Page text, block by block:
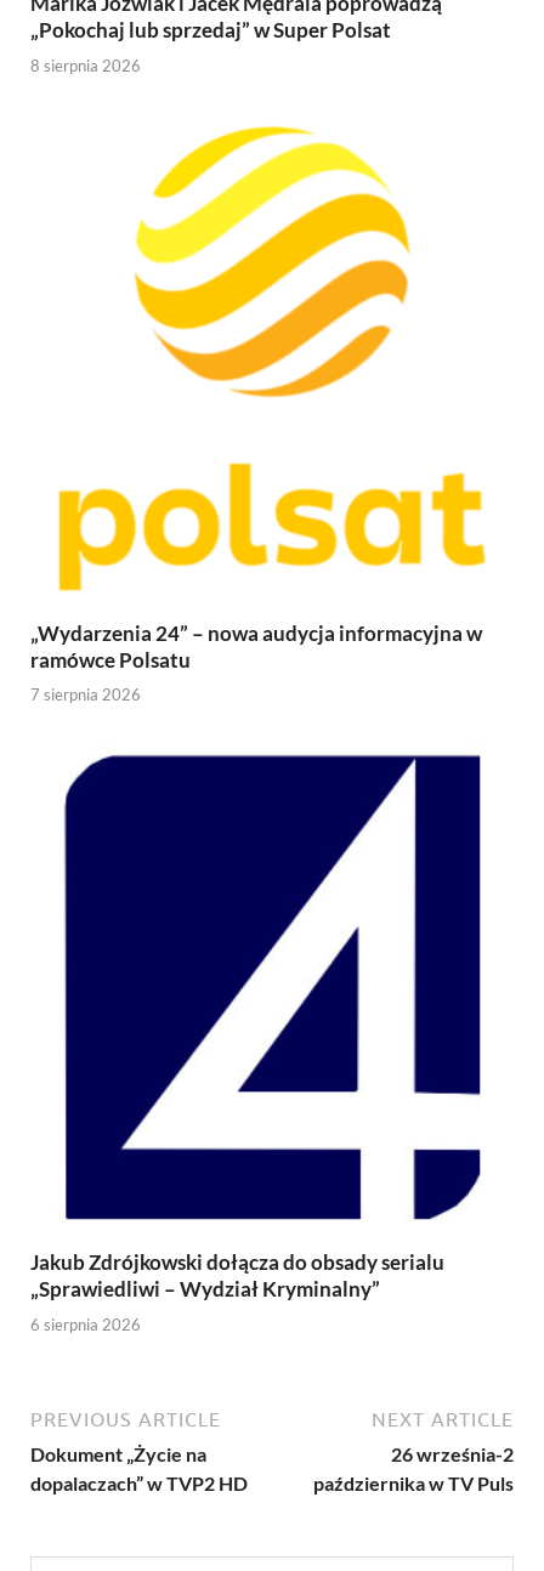
„Pokochaj lub sprzedaj” w Super Polsat
8 sierpnia 2026
„Wydarzenia 24” – nowa audycja informacyjna w
ramówce Polsatu
7 sierpnia 2026
Jakub Zdrójkowski dołącza do obsady serialu
„Sprawiedliwi – Wydział Kryminalny”
6 sierpnia 2026
PREVIOUS ARTICLE
Dokument „Życie na
dopalaczach” w TVP2 HD
NEXT ARTICLE
26 września-2
października w TV Puls